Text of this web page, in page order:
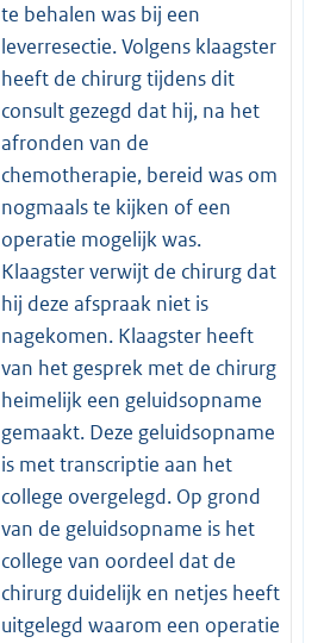
te behalen was bij een
leverresectie. Volgens klaagster
heeft de chirurg tijdens dit
consult gezegd dat hij, na het
afronden van de
chemotherapie, bereid was om
nogmaals te kijken of een
operatie mogelijk was.
Klaagster verwijt de chirurg dat
hij deze afspraak niet is
nagekomen. Klaagster heeft
van het gesprek met de chirurg
heimelijk een geluidsopname
gemaakt. Deze geluidsopname
is met transcriptie aan het
college overgelegd. Op grond
van de geluidsopname is het
college van oordeel dat de
chirurg duidelijk en netjes heeft
uitgelegd waarom een operatie